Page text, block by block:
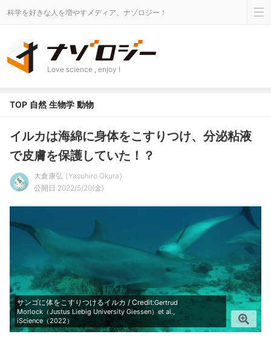
科学を好きな人を増やすメディア、ナゾロジー！
Love science , enjoy !
TOP 自然 生物学 動物
イルカは海綿に身体をこすりつけ、分泌粘液
で皮膚を保護していた！？
大倉康弘
Yasuhiro Okura
公開日 2022/5/20(金)
サンゴに体をこすりつけるイルカ / Credit:Gertrud
Morlock（Justus Liebig University Giessen）et al.,
iScience（2022）